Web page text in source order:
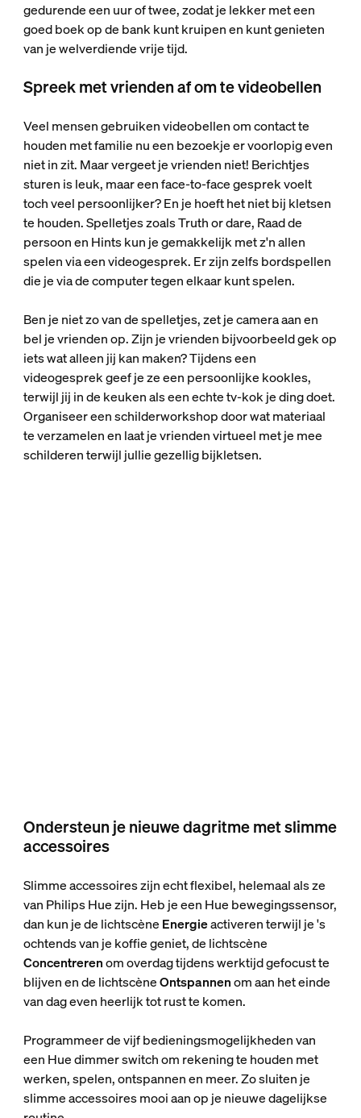
gedurende een uur of twee, zodat je lekker met een
goed boek op de bank kunt kruipen en kunt genieten
van je welverdiende vrije tijd.
Spreek met vrienden af om te videobellen
Veel mensen gebruiken videobellen om contact te
houden met familie nu een bezoekje er voorlopig even
niet in zit. Maar vergeet je vrienden niet! Berichtjes
sturen is leuk, maar een face-to-face gesprek voelt
toch veel persoonlijker? En je hoeft het niet bij kletsen
te houden. Spelletjes zoals Truth or dare, Raad de
persoon en Hints kun je gemakkelijk met z'n allen
spelen via een videogesprek. Er zijn zelfs bordspellen
die je via de computer tegen elkaar kunt spelen.
Ben je niet zo van de spelletjes, zet je camera aan en
bel je vrienden op. Zijn je vrienden bijvoorbeeld gek op
iets wat alleen jij kan maken? Tijdens een
videogesprek geef je ze een persoonlijke kookles,
terwijl jij in de keuken als een echte tv-kok je ding doet.
Organiseer een schilderworkshop door wat materiaal
te verzamelen en laat je vrienden virtueel met je mee
schilderen terwijl jullie gezellig bijkletsen.
Ondersteun je nieuwe dagritme met slimme
accessoires
Slimme accessoires zijn echt flexibel, helemaal als ze
van Philips Hue zijn. Heb je een Hue bewegingssensor,
dan kun je de lichtscène Energieactiveren terwijl je 's
ochtends van je koffie geniet, de lichtscène
Concentrerenom overdag tijdens werktijd gefocust te
blijven en de lichtscèneOntspannenom aan het einde
van dag even heerlijk tot rust te komen.
Programmeer de vijf bedieningsmogelijkheden van
een Hue dimmer switch om rekening te houden met
werken, spelen, ontspannen en meer. Zo sluiten je
slimme accessoires mooi aan op je nieuwe dagelijkse